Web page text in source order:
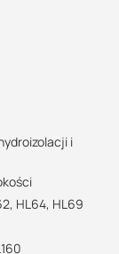
i
HL64, HL69